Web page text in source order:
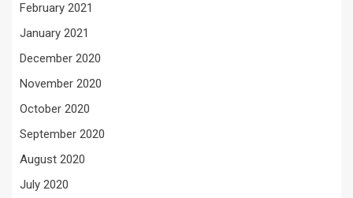
February 2021
January 2021
December 2020
November 2020
October 2020
September 2020
August 2020
July 2020